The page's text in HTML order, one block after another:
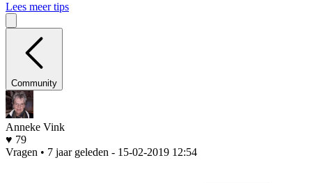
Lees meer tips
Community
Anneke Vink
♥ 79
Vragen • 7 jaar geleden - 15-02-2019 12:54